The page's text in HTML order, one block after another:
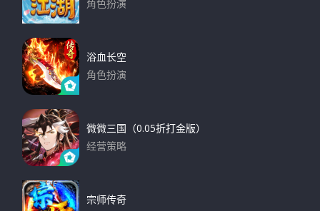
角色扮演
浴血长空
角色扮演
微微三国（0.05折打金版）
经营策略
宗师传奇